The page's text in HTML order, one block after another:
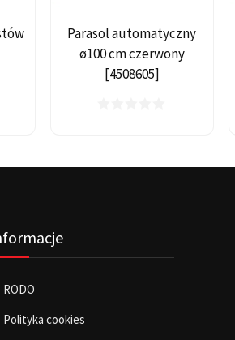
Parasol automatyczny
ø100 cm czerwony
[4508605]
RODO
Polityka cookies